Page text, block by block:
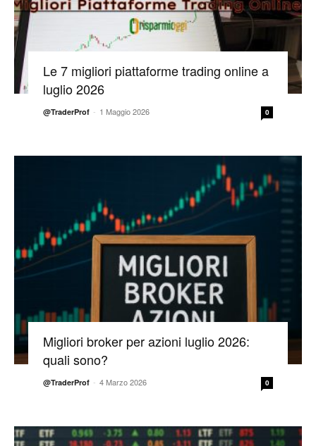
Le 7 migliori piattaforme trading online a
luglio 2026
@TraderProf - 1 Maggio 2026 0
Migliori broker per azioni luglio 2026:
quali sono?
@TraderProf - 4 Marzo 2026 0